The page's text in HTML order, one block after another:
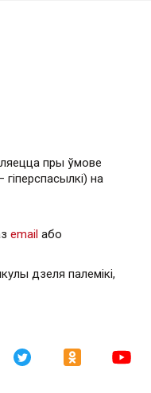
пры ўмове
гiперспасылкi) на
email або
дзеля палемікі,